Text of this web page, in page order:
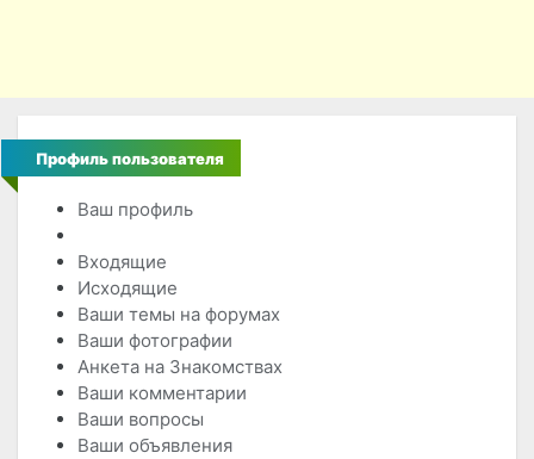
Профиль пользователя
Ваш профиль
Входящие
Исходящие
Ваши темы на форумах
Ваши фотографии
Анкета на Знакомствах
Ваши комментарии
Ваши вопросы
Ваши объявления